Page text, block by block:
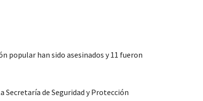
popular han sido asesinados y 11 fueron
de Seguridad y Protección